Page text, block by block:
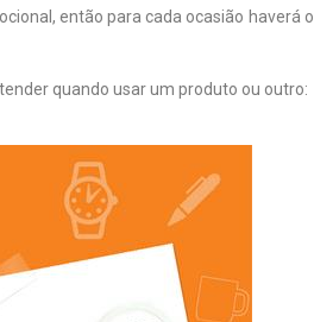
então para cada ocasião haverá o
quando usar um produto ou outro: